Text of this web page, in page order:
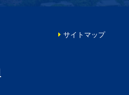
サイトマップ